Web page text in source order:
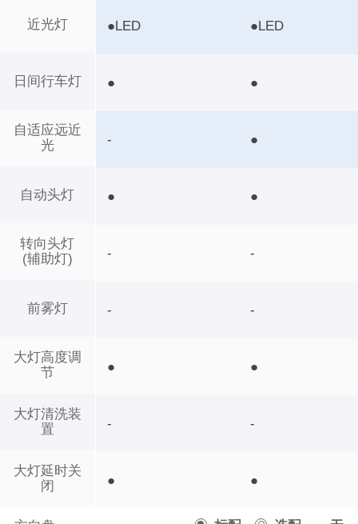
近光灯
日间行车灯
自适应远近
光
自动头灯
转向头灯
(辅助灯)
前雾灯
大灯高度调
节
大灯清洗装
置
大灯延时关
闭
●LED ●LED
● ●
- ●
● ●
- -
- -
● ●
- -
● ●